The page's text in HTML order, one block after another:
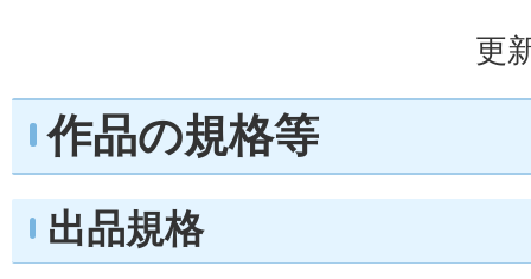
更
作品の規格等
出品規格